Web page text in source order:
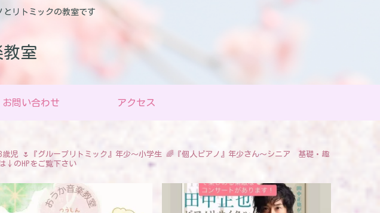
とリトミックの教室です
室
お問い合わせ アクセス
歳児 🌷『グループリトミック』年少〜小学生 🌈『個人ピアノ』年少さん〜シニア 基礎・趣
↓のHPをご覧下さい